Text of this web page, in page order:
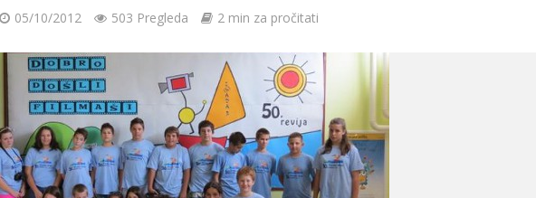
05/10/2012 503 Pregleda 2 min za pročitati